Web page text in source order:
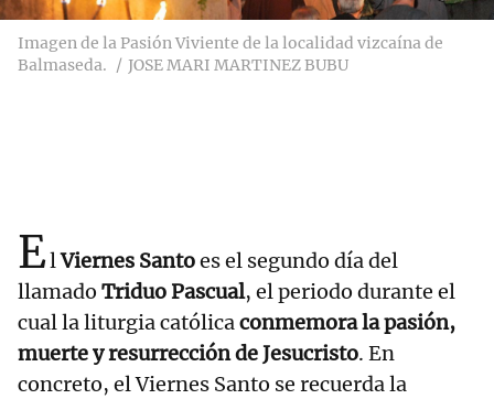
Imagen de la Pasión Viviente de la localidad vizcaína de
Balmaseda.
JOSE MARI MARTINEZ BUBU
ElViernes Santoes el segundo día del
llamado Triduo Pascual, el periodo durante el
cual la liturgia católicaconmemora la pasión,
muerte y resurrección de Jesucristo. En
concreto, el Viernes Santo se recuerda la